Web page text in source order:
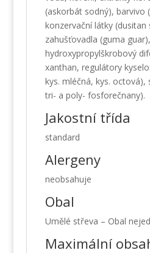
(askorbát sodný), barvivo
konzervační látky (dusitan
zahušťovadla (guma
hydroxypropylškrobový
xanthan, regulátory
kys. mléčná, kys. octová),
tri- a poly- fosforečnany).
Jakostní třída
standard
Alergeny
neobsahuje
Obal
Umělé střeva – Obal
Maximální